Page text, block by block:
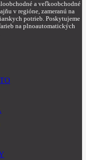
a veľkoobchodné
v regióne, zameranú na
potrieb. Poskytujeme
na plnoautomatických